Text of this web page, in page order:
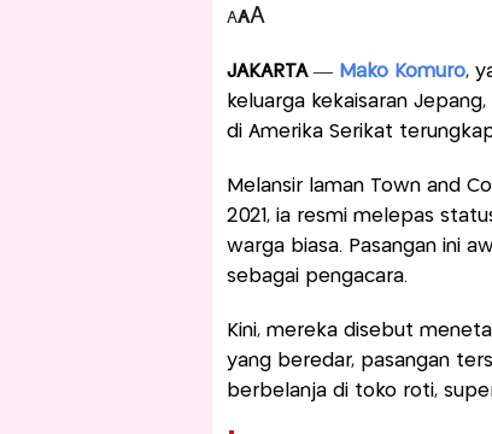
AAA
JAKARTA — Mako Komuro,
keluarga kekaisaran
di Amerika Serikat
Melansir laman Town and
2021, ia resmi melepas
warga biasa. Pasangan ini
sebagai pengacara.
Kini, mereka disebut
yang beredar, pasangan
berbelanja di toko roti,